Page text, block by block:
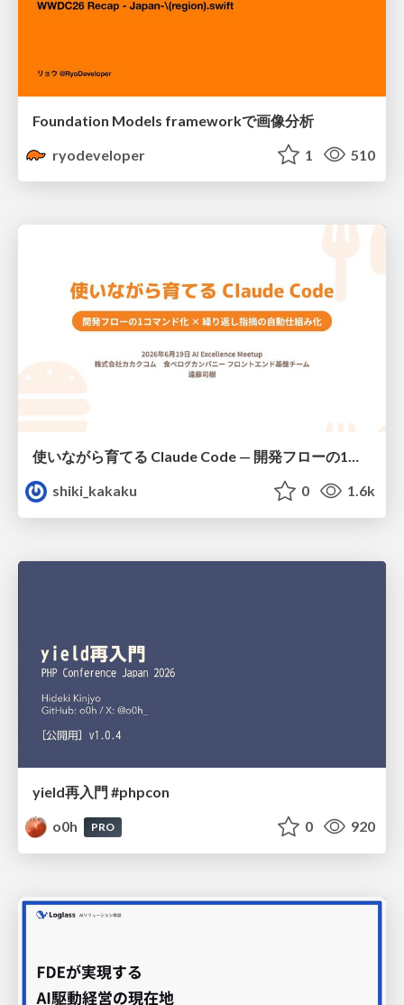
Foundation Models frameworkで画像分析
ryodeveloper
1 510
使いながら育てる Claude Code — 開発フローの1コマンド化 × 繰り返し指摘の自動仕組み化
shiki_kakaku
0 1.6k
yield再入門 #phpcon
o0h
PRO 0 920